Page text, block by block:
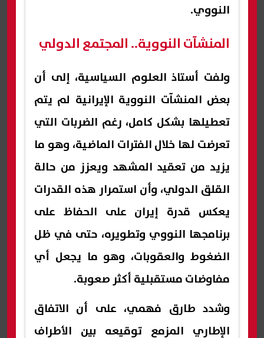
النووي.
المنشآت النووية.. المجتمع الدولي
ولفت أستاذ العلوم السياسية، إلى أن
بعض المنشآت النووية الإيرانية لم يتم
تعطيلها بشكل كامل، رغم الضربات التي
تعرضت لها خلال الفترات الماضية، وهو ما
يزيد من تعقيد المشهد ويعزز من حالة
القلق الدولي، وأن استمرار هذه القدرات
يعكس قدرة إيران على الحفاظ على
برنامجها النووي وتطويره، حتى في ظل
الضغوط والعقوبات، وهو ما يجعل أي
مفاوضات مستقبلية أكثر صعوبة.
وشدد طارق فهمي، على أن الاتفاق
الإطاري المزمع توقيعه بين الأطراف